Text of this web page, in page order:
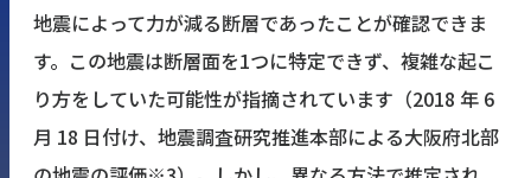
地震によって力が減る断層であったことが確認できま
す。この地震は断層面を1つに特定できず、複雑な起こ
り方をしていた可能性が指摘されています（2018 年 6
月 18 日付け、地震調査研究推進本部による大阪府北部